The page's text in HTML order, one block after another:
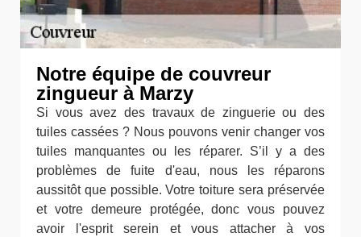
Notre équipe de couvreur
zingueur à Marzy
Si vous avez des travaux de zinguerie ou des
tuiles cassées ? Nous pouvons venir changer vos
tuiles manquantes ou les réparer. S’il y a des
problèmes de fuite d'eau, nous les réparons
aussitôt que possible. Votre toiture sera préservée
et votre demeure protégée, donc vous pouvez
avoir l'esprit serein et vous attacher à vos